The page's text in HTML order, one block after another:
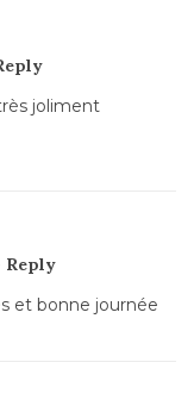
joliment
Reply
et bonne journée